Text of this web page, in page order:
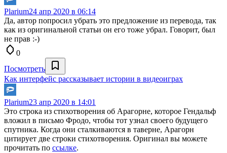
Plarium24 апр 2020 в 06:14
Да, автор попросил убрать это предложение из перевода, так
как из оригинальной статьи он его тоже убрал. Говорит, был
не прав :-)
0
Посмотреть
Как интерфейс рассказывает истории в видеоиграх
Plarium23 апр 2020 в 14:01
Это строка из стихотворения об Арагорне, которое Гендальф
вложил в письмо Фродо, чтобы тот узнал своего будущего
спутника. Когда они сталкиваются в таверне, Арагорн
цитирует две строки стихотворения. Оригинал вы можете
прочитать по ссылке.